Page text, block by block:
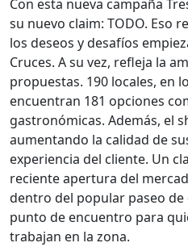
Con esta nueva campaña
su nuevo claim: TODO. Eso
los deseos y desafíos
Cruces. A su vez, refleja la
propuestas. 190 locales, en
encuentran 181 opciones
gastronómicas. Además, el
aumentando la calidad de
experiencia del cliente. Un
reciente apertura del
dentro del popular paseo
punto de encuentro para
trabajan en la zona.